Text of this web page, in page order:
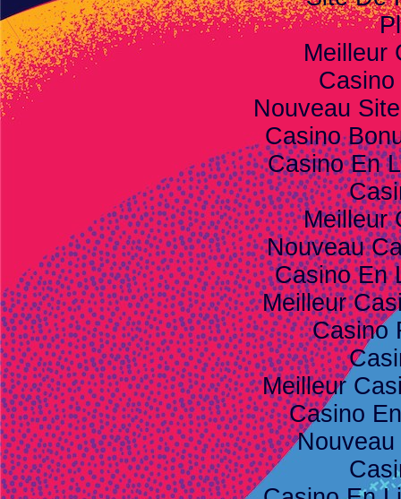
Meilleur
Nouveau
Casino
Casino En
Meilleur
Nouveau
Casino En
Meilleur
Casino
Meilleur
Casino